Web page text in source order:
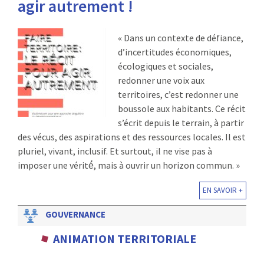
PUBLICATIONS
JURIDIQUE
EUROPE
EMPLOI
agir autrement !
« Dans un contexte de défiance,
d’incertitudes économiques,
écologiques et sociales,
redonner une voix aux
territoires, c’est redonner une
boussole aux habitants. Ce récit
s’écrit depuis le terrain, à partir
des vécus, des aspirations et des ressources locales. Il est
pluriel, vivant, inclusif. Et surtout, il ne vise pas à
imposer une vérité́, mais à ouvrir un horizon commun. »
EN SAVOIR +
GOUVERNANCE
ANIMATION TERRITORIALE